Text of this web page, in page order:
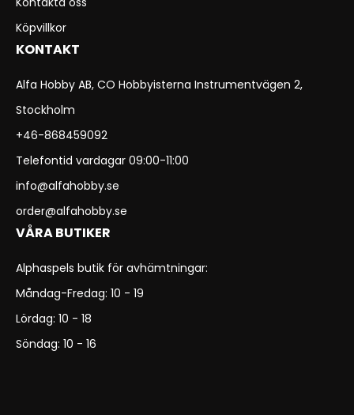
Köpvillkor
KONTAKT
Alfa Hobby AB, CO Hobbyisterna Instrumentvägen 2,
Stockholm
+46-868459092
Telefontid vardagar 09:00-11:00
info@alfahobby.se
order@alfahobby.se
VÅRA BUTIKER
Alphaspels butik för avhämtningar:
Måndag-Fredag: 10 - 19
Lördag: 10 - 18
Söndag: 10 - 16